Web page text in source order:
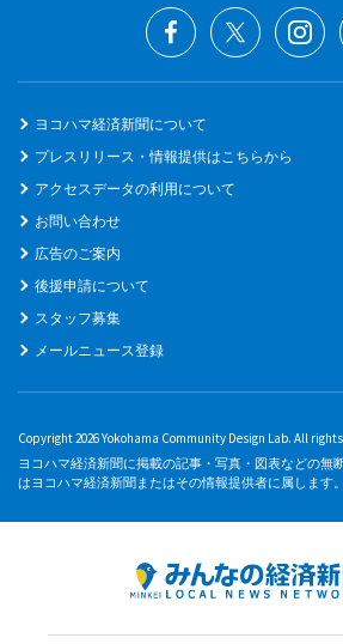
ヨコハマ経済新聞について
プレスリリース・情報提供はこちらから
アクセスデータの利用について
お問い合わせ
広告のご案内
後援申請について
スタッフ募集
メールニュース登録
Copyright 2026 Yokohama Community Design Lab. All
ヨコハマ経済新聞に掲載の記事・写真・図表などの無
はヨコハマ経済新聞またはその情報提供者に属します。